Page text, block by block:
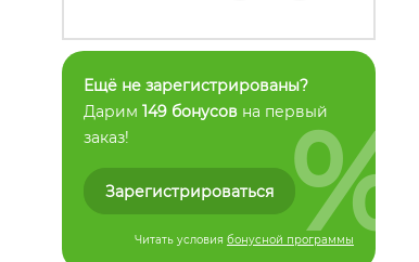
Ещё не зарегистрированы?
Дарим 149 бонусовна первый
заказ!
Зарегистрироваться
Читать условия бонусной программы
%